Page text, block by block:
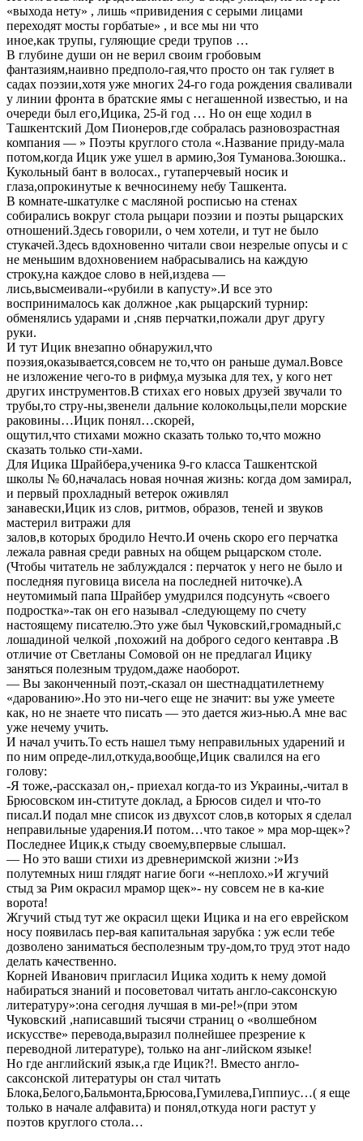
«выхода нету» , лишь «привидения с серыми лицами
переходят мосты горбатые» , и все мы ни что
иное,как трупы, гуляющие среди трупов …
В глубине души он не верил своим гробовым
фантазиям,наивно предполо-гая,что просто он так гуляет в
садах поэзии,хотя уже многих 24-го года рождения сваливали
у линии фронта в братские ямы с негашенной известью, и на
очереди был его,Ицика, 25-й год … Но он еще ходил в
Ташкентский Дом Пионеров,где собралась разновозрастная
компания — » Поэты круглого стола «.Название приду-мала
потом,когда Ицик уже ушел в армию,Зоя Туманова.Зоюшка..
Кукольный бант в волосах., гутаперчевый носик и
глаза,опрокинутые к вечносинему небу Ташкента.
В комнате-шкатулке с масляной росписью на стенах
собирались вокруг стола рыцари поэзии и поэты рыцарских
отношений.Здесь говорили, о чем хотели, и тут не было
стукачей.Здесь вдохновенно читали свои незрелые опусы и с
не меньшим вдохновением набрасывались на каждую
строку,на каждое слово в ней,издева —
лись,высмеивали-«рубили в капусту».И все это
воспринималось как должное ,как рыцарский турнир:
обменялись ударами и ,сняв перчатки,пожали друг другу
руки.
И тут Ицик внезапно обнаружил,что
поэзия,оказывается,совсем не то,что он раньше думал.Вовсе
не изложение чего-то в рифму,а музыка для тех, у кого нет
других инструментов.В стихах его новых друзей звучали то
трубы,то стру-ны,звенели дальние колокольцы,пели морские
раковины…Ицик понял…скорей,
ощутил,что стихами можно сказать только то,что можно
сказать только сти-хами.
Для Ицика Шрайбера,ученика 9-го класса Ташкентской
школы № 60,началась новая ночная жизнь: когда дом замирал,
и первый прохладный ветерок оживлял
занавески,Ицик из слов, ритмов, образов, теней и звуков
мастерил витражи для
залов,в которых бродило Нечто.И очень скоро его перчатка
лежала равная среди равных на общем рыцарском столе.
(Чтобы читатель не заблуждался : перчаток у него не было и
последняя пуговица висела на последней ниточке).А
неутомимый папа Шрайбер умудрился подсунуть «своего
подростка»-так он его называл -следующему по счету
настоящему писателю.Это уже был Чуковский,громадный,с
лошадиной челкой ,похожий на доброго седого кентавра .В
отличие от Светланы Сомовой он не предлагал Ицику
заняться полезным трудом,даже наоборот.
— Вы законченный поэт,-сказал он шестнадцатилетнему
«дарованию».Но это ни-чего еще не значит: вы уже умеете
как, но не знаете что писать — это дается жиз-нью.А мне вас
уже нечему учить.
И начал учить.То есть нашел тьму неправильных ударений и
по ним опреде-лил,откуда,вообще,Ицик свалился на его
голову:
-Я тоже,-рассказал он,- приехал когда-то из Украины,-читал в
Брюсовском ин-ституте доклад, а Брюсов сидел и что-то
писал.И подал мне список из двухсот слов,в которых я сделал
неправильные ударения.И потом…что такое » мра мор-щек»?
Последнее Ицик,к стыду своему,впервые слышал.
— Но это ваши стихи из древнеримской жизни :»Из
полутемных ниш глядят нагие боги «-неплохо.»И жгучий
стыд за Рим окрасил мрамор щек»- ну совсем не в ка-кие
ворота!
Жгучий стыд тут же окрасил щеки Ицика и на его еврейском
носу появилась пер-вая капитальная зарубка : уж если тебе
дозволено заниматься бесполезным тру-дом,то труд этот надо
делать качественно.
Корней Иванович пригласил Ицика ходить к нему домой
набираться знаний и посоветовал читать англо-саксонскую
литературу»:она сегодня лучшая в ми-ре!»(при этом
Чуковский ,написавший тысячи страниц о «волшебном
искусстве» перевода,выразил полнейшее презрение к
переводной литературе), только на анг-лийском языке!
Но где английский язык,а где Ицик?!. Вместо англо-
саксонской литературы он стал читать
Блока,Белого,Бальмонта,Брюсова,Гумилева,Гиппиус…( я еще
только в начале алфавита) и понял,откуда ноги растут у
поэтов круглого стола…